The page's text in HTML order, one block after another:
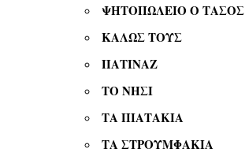
ΨΗΤΟΠΩΛΕΙΟ Ο ΤΑΣΟΣ
ΚΑΛΩΣ ΤΟΥΣ
ΠΑΤΙΝΑΖ
ΤΟ ΝΗΣΙ
ΤΑ ΠΙΑΤΑΚΙΑ
ΤΑ ΣΤΡΟΥΜΦΑΚΙΑ